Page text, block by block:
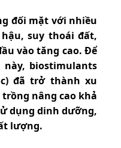
đối mặt với nhiều
suy thoái đất,
vào tăng cao. Để
biostimulants
đã trở thành xu
nâng cao khả
dụng dinh dưỡng,
lượng.